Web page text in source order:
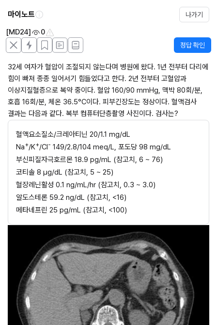
마이노트 나가기
[MD24] 0
정답 확인
32세 여자가 혈압이 조절되지 않는다며 병원에 왔다. 1년 전부터 다리에
힘이 빠져 종종 일어서기 힘들었다고 한다. 2년 전부터 고혈압과
이상지질혈증으로 복약 중이다. 혈압 160/90 mmHg, 맥박 80회/분,
호흡 16회/분, 체온 36.5°C이다. 피부긴장도는 정상이다. 혈액검사
결과는 다음과 같다. 복부 컴퓨터단층촬영 사진이다. 검사는?
혈액요소질소/크레아티닌 20/1.1 mg/dL
Na+/K+/CI- 149/2.8/104 meq/L, 포도당 98 mg/dL
부신피질자극호르몬 18.9 pg/mL (참고치, 6 ~ 76)
코티솔 8 µg/dL (참고치, 5 ~ 25)
혈장레닌활성 0.1 ng/mL/hr (참고치, 0.3 ~ 3.0)
알도스테론 59.2 ng/dL (참고치, <16)
메타네프린 25 pg/mL (참고치, <100)